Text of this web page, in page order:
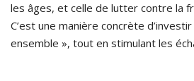
les âges, et celle de lutter contre la
C’est une manière concrète
ensemble », tout en stimulant les